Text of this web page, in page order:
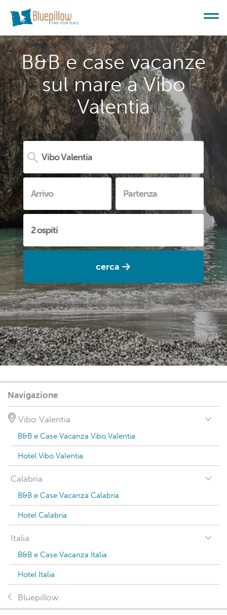
B&B e case vacanze
sul mare a Vibo
Valentia
cerca
Navigazione
Vibo Valentia
B&B e Case Vacanza Vibo Valentia
Hotel Vibo Valentia
Calabria
B&B e Case Vacanza Calabria
Hotel Calabria
Italia
B&B e Case Vacanza Italia
Hotel Italia
Bluepillow